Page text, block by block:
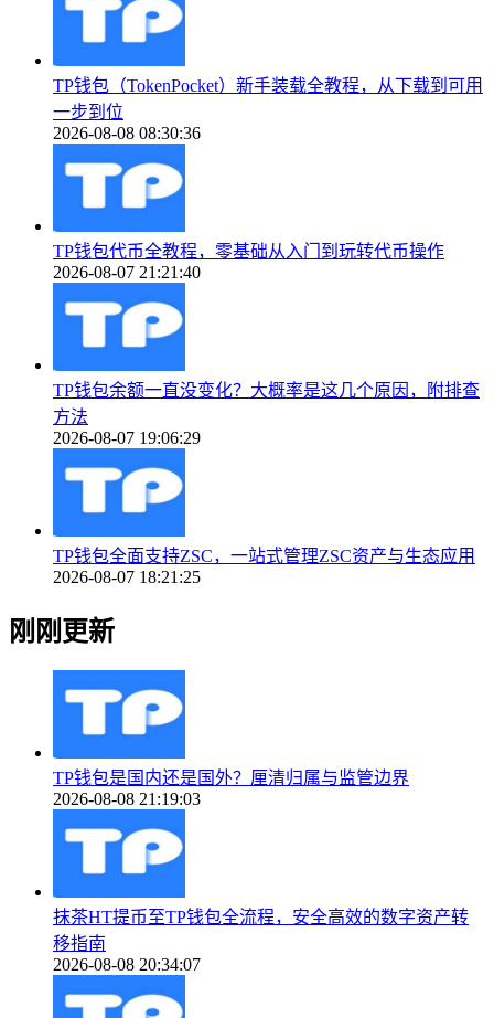
TP钱包（TokenPocket）新手装载全教程，从下载到可用
一步到位
2026-08-08 08:30:36
TP钱包代币全教程，零基础从入门到玩转代币操作
2026-08-07 21:21:40
TP钱包余额一直没变化？大概率是这几个原因，附排查
方法
2026-08-07 19:06:29
TP钱包全面支持ZSC，一站式管理ZSC资产与生态应用
2026-08-07 18:21:25
刚刚更新
TP钱包是国内还是国外？厘清归属与监管边界
2026-08-08 21:19:03
抹茶HT提币至TP钱包全流程，安全高效的数字资产转
移指南
2026-08-08 20:34:07